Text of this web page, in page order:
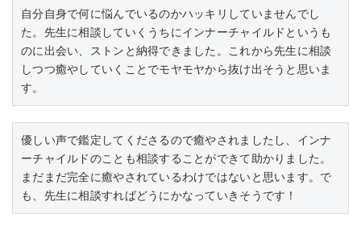
自分自身で何に悩んでいるのかハッキリしていませんでし
た。先生に相談していくうちにインナーチャイルドというも
のに出会い、ストンと納得できました。これから先生に相談
しつつ癒やしていくことでモヤモヤから抜け出そうと思いま
す。
優しい声で鑑定してくださるので癒やされましたし、インナ
ーチャイルドのことも相談することができて助かりました。
まだまだ完全に癒やされているわけではないと思います。で
も、先生に相談すればどうにかなっていきそうです！